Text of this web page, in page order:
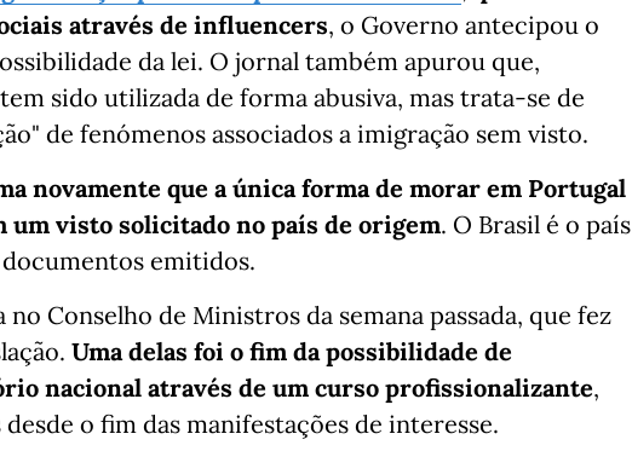
através de influencers, o Governo antecipou o
da lei. O jornal também apurou que,
sido utilizada de forma abusiva, mas trata-se de
de fenómenos associados a imigração sem visto.
novamente que a única forma de morar em Portugal
um visto solicitado no país de origem. O Brasil é o país
emitidos.
Conselho de Ministros da semana passada, que fez
Uma delas foi o fim da possibilidade de
nacional através de um curso profissionalizante,
o fim das manifestações de interesse.